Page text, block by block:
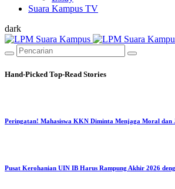
Suara Kampus TV
dark
Hand-Picked Top-Read Stories
Peringatan! Mahasiswa KKN Diminta Menjaga Moral dan
Pusat Kerohanian UIN IB Harus Rampung Akhir 2026